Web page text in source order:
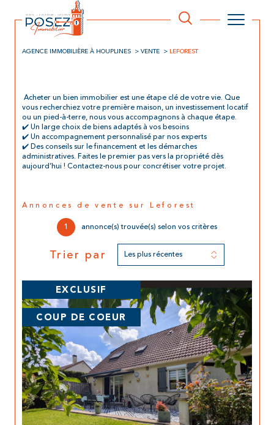
AGENCE IMMOBILIÈRE À HOUPLINES VENTE LEFOREST
Acheter un bien immobilier est une étape clé de votre vie. Que
vous recherchiez votre première maison, un investissement locatif
ou un pied-à-terre, nous vous accompagnons à chaque étape.
✔️ Un large choix de biens adaptés à vos besoins
✔️ Un accompagnement personnalisé par nos experts
✔️ Des conseils sur le financement et les démarches
administratives. Faites le premier pas vers la propriété dès
aujourd’hui ! Contactez-nous pour concrétiser votre projet.
Annonces de vente sur Leforest
1
annonce(s) trouvée(s) selon vos critères
Trier par Les plus récentes
EXCLUSIF
COUP DE COEUR